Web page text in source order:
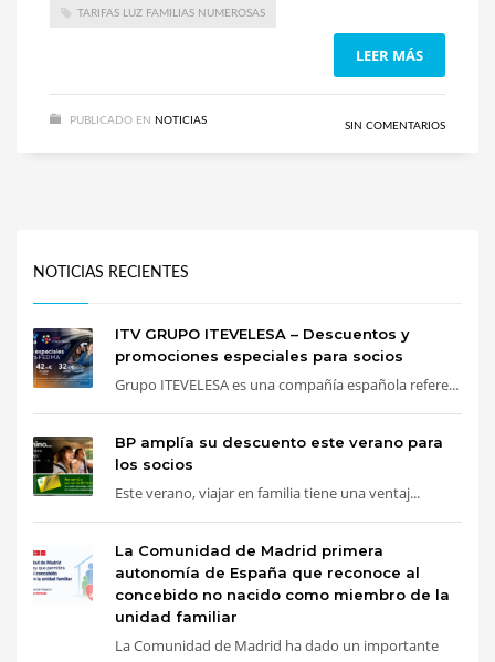
TARIFAS LUZ FAMILIAS NUMEROSAS
LEER MÁS
PUBLICADO EN NOTICIAS SIN COMENTARIOS
NOTICIAS RECIENTES
ITV GRUPO ITEVELESA – Descuentos y
promociones especiales para socios
Grupo ITEVELESA es una compañía española refere...
BP amplía su descuento este verano para
los socios
Este verano, viajar en familia tiene una ventaj...
La Comunidad de Madrid primera
autonomía de España que reconoce al
concebido no nacido como miembro de la
unidad familiar
La Comunidad de Madrid ha dado un importante